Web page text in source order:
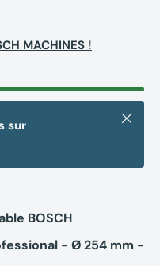
MACHINES !
sur
Fermer
BOSCH
- Ø 254 mm -